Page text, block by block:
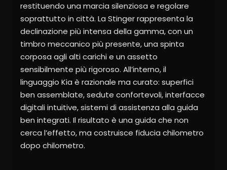
restituendo una marcia silenziosa e regolare
soprattutto in città. La Stinger rappresenta la
declinazione più intensa della gamma, con un
timbro meccanico più presente, una spinta
corposa agli alti carichi e un assetto
sensibilmente più rigoroso. All’interno, il
linguaggio Kia è razionale ma curato: superfici
ben assemblate, sedute confortevoli, interfacce
digitali intuitive, sistemi di assistenza alla guida
ben integrati. Il risultato è una guida che non
cerca l’effetto, ma costruisce fiducia chilometro
dopo chilometro.